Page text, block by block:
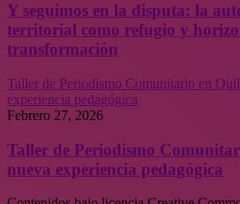
Y seguimos en la disputa: la
territorial como refugio y
transformación
Taller de Periodismo Comunitario en
experiencia pedagógica
Febrero 27, 2026
Taller de Periodismo
nueva experiencia pedagógica